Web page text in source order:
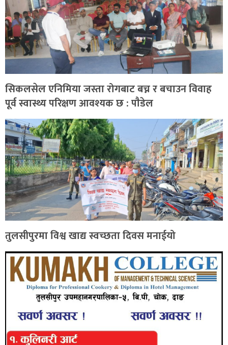
सिकलसेल एनिमिया जस्ता रोगबाट बच्न र बचाउन विवाह
पूर्व स्वास्थ्य परिक्षण आवश्यक छ : पाैडेल
तुलसीपुरमा विश्व खाद्य स्वच्छता दिवस मनाईयो